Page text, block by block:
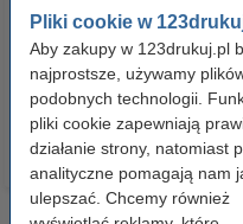
Pliki cookie w
Aby zakupy w 123drukuj.pl
najprostsze, używamy
podobnych technologii.
pliki cookie zapewniają
działanie strony, natomiast
analityczne pomagają nam
ulepszać. Chcemy również
szt.), 123drukuj
23,00 zł z VAT